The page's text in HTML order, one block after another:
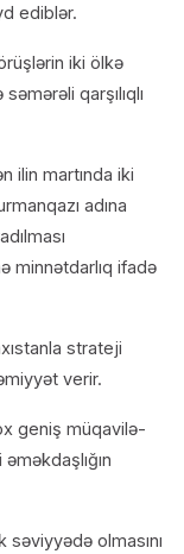
ediblər.
iki ölkə
qarşılıqlı
ilin martında iki
adına
minnətdarlıq ifadə
strateji
verir.
geniş müqavilə-
olmasını